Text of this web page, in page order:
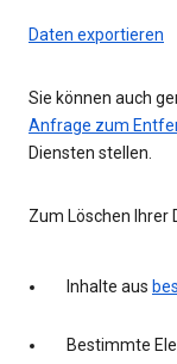
Daten exportieren
Sie können auch
Anfrage zum
Diensten stellen.
Zum Löschen Ihrer
Inhalte aus
Bestimmte